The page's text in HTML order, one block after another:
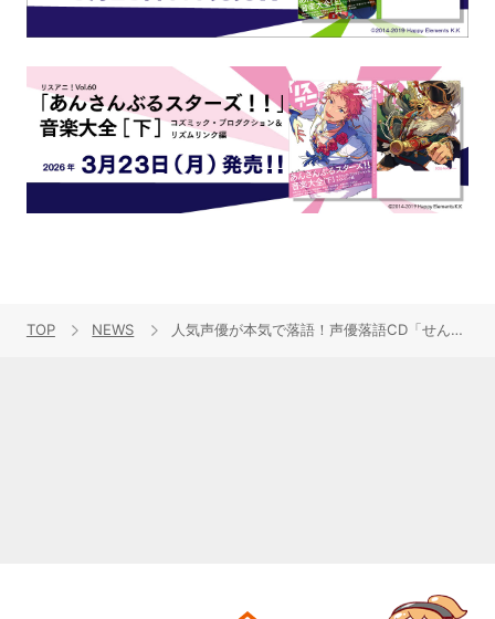
TOP NEWS 人気声優が本気で落語！声優落語CD「せんおち-千早大学落語研究会物語-」8月24日発売！